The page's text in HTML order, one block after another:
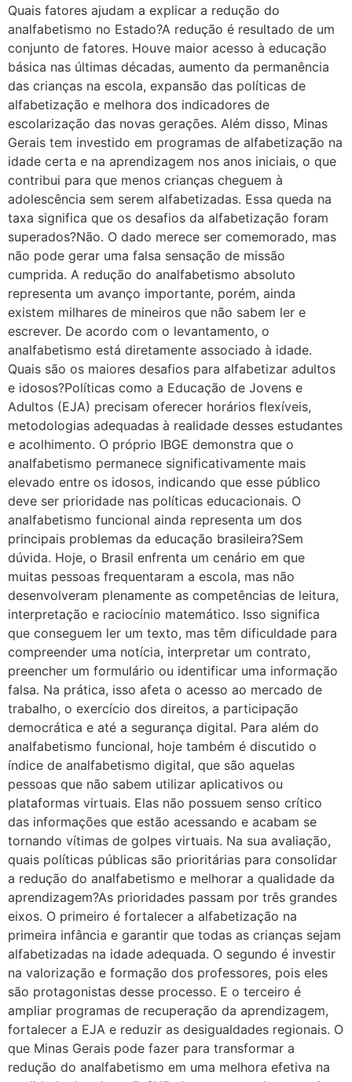
Quais fatores ajudam a explicar a redução do
analfabetismo no Estado?A redução é resultado de um
conjunto de fatores. Houve maior acesso à educação
básica nas últimas décadas, aumento da permanência
das crianças na escola, expansão das políticas de
alfabetização e melhora dos indicadores de
escolarização das novas gerações. Além disso, Minas
Gerais tem investido em programas de alfabetização na
idade certa e na aprendizagem nos anos iniciais, o que
contribui para que menos crianças cheguem à
adolescência sem serem alfabetizadas. Essa queda na
taxa significa que os desafios da alfabetização foram
superados?Não. O dado merece ser comemorado, mas
não pode gerar uma falsa sensação de missão
cumprida. A redução do analfabetismo absoluto
representa um avanço importante, porém, ainda
existem milhares de mineiros que não sabem ler e
escrever. De acordo com o levantamento, o
analfabetismo está diretamente associado à idade.
Quais são os maiores desafios para alfabetizar adultos
e idosos?Políticas como a Educação de Jovens e
Adultos (EJA) precisam oferecer horários flexíveis,
metodologias adequadas à realidade desses estudantes
e acolhimento. O próprio IBGE demonstra que o
analfabetismo permanece significativamente mais
elevado entre os idosos, indicando que esse público
deve ser prioridade nas políticas educacionais. O
analfabetismo funcional ainda representa um dos
principais problemas da educação brasileira?Sem
dúvida. Hoje, o Brasil enfrenta um cenário em que
muitas pessoas frequentaram a escola, mas não
desenvolveram plenamente as competências de leitura,
interpretação e raciocínio matemático. Isso significa
que conseguem ler um texto, mas têm dificuldade para
compreender uma notícia, interpretar um contrato,
preencher um formulário ou identificar uma informação
falsa. Na prática, isso afeta o acesso ao mercado de
trabalho, o exercício dos direitos, a participação
democrática e até a segurança digital. Para além do
analfabetismo funcional, hoje também é discutido o
índice de analfabetismo digital, que são aquelas
pessoas que não sabem utilizar aplicativos ou
plataformas virtuais. Elas não possuem senso crítico
das informações que estão acessando e acabam se
tornando vítimas de golpes virtuais. Na sua avaliação,
quais políticas públicas são prioritárias para consolidar
a redução do analfabetismo e melhorar a qualidade da
aprendizagem?As prioridades passam por três grandes
eixos. O primeiro é fortalecer a alfabetização na
primeira infância e garantir que todas as crianças sejam
alfabetizadas na idade adequada. O segundo é investir
na valorização e formação dos professores, pois eles
são protagonistas desse processo. E o terceiro é
ampliar programas de recuperação da aprendizagem,
fortalecer a EJA e reduzir as desigualdades regionais. O
que Minas Gerais pode fazer para transformar a
redução do analfabetismo em uma melhora efetiva na